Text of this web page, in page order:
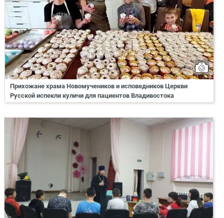
Прихожане храма Новомучеников и исповедников Церкви
Русской испекли куличи для пациентов Владивостока